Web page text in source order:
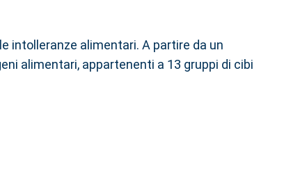
intolleranze alimentari. A partire da un
alimentari, appartenenti a 13 gruppi di cibi